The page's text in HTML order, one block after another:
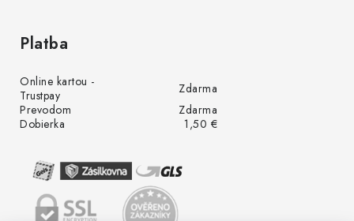
Platba
Online kartou -
Trustpay
Zdarma
Prevodom
Zdarma
Dobierka
1,50 €